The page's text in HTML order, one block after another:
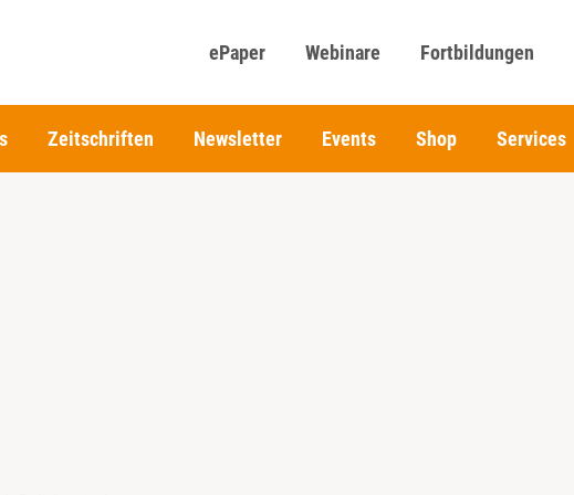
ePaper Webinare Fortbildungen
Zeitschriften Newsletter Events Shop Services